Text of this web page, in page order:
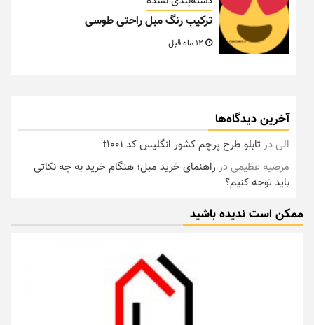
ترکیب رنگ مبل راحتی طوسی
آخرین دیدگاه‌ها
الیدرتابلو طرح پرچم کشور انگلیس کد t1001
مرضیه عظیمیدر راهنمای خرید مبل؛ هنگام خرید به چه نکاتی
باید توجه کنیم؟
ممکن است ندیده باشید